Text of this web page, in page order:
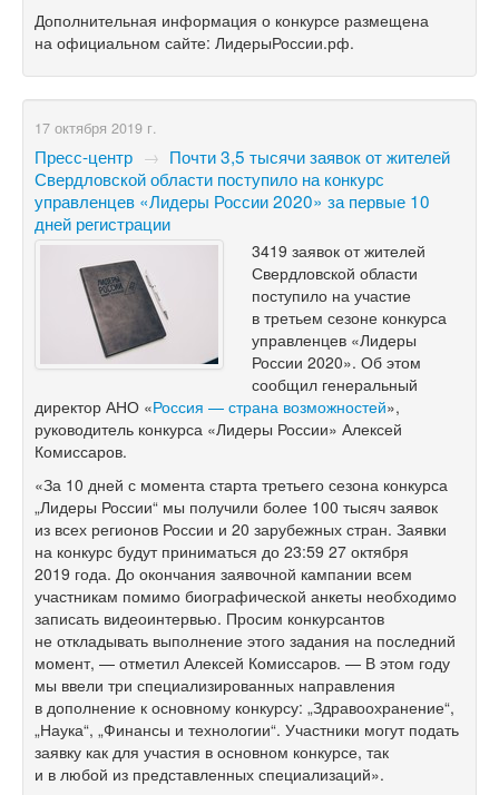
Дополнительная информация о конкурсе размещена
на официальном сайте: ЛидерыРоссии.рф.
17 октября 2019 г.
Пресс-центр → Почти 3,5 тысячи заявок от жителей
Свердловской области поступило на конкурс
управленцев «Лидеры России 2020» за первые 10
дней регистрации
3419 заявок от жителей
Свердловской области
поступило на участие
в третьем сезоне конкурса
управленцев «Лидеры
России 2020». Об этом
сообщил генеральный
директор АНО «Россия — страна возможностей»,
руководитель конкурса «Лидеры России» Алексей
Комиссаров.
«За 10 дней с момента старта третьего сезона конкурса
„Лидеры России“ мы получили более 100 тысяч заявок
из всех регионов России и 20 зарубежных стран. Заявки
на конкурс будут приниматься до 23:59 27 октября
2019 года. До окончания заявочной кампании всем
участникам помимо биографической анкеты необходимо
записать видеоинтервью. Просим конкурсантов
не откладывать выполнение этого задания на последний
момент, — отметил Алексей Комиссаров. — В этом году
мы ввели три специализированных направления
в дополнение к основному конкурсу: „Здравоохранение“,
„Наука“, „Финансы и технологии“. Участники могут подать
заявку как для участия в основном конкурсе, так
и в любой из представленных специализаций».